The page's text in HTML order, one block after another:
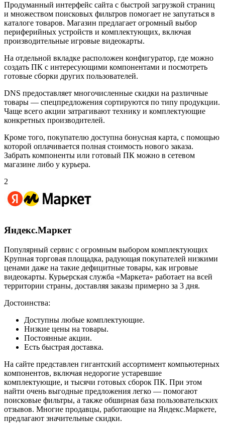
Продуманный интерфейс сайта с быстрой загрузкой страниц
и множеством поисковых фильтров помогает не запутаться в
каталоге товаров. Магазин предлагает огромный выбор
периферийных устройств и комплектующих, включая
производительные игровые видеокарты.
На отдельной вкладке расположен конфигуратор, где можно
создать ПК с интересующими компонентами и посмотреть
готовые сборки других пользователей.
DNS предоставляет многочисленные скидки на различные
товары — спецпредложения сортируются по типу продукции.
Чаще всего акции затрагивают технику и комплектующие
конкретных производителей.
Кроме того, покупателю доступна бонусная карта, с помощью
которой оплачивается полная стоимость нового заказа.
Забрать компоненты или готовый ПК можно в сетевом
магазине либо у курьера.
2
Яндекс.Маркет
Популярный сервис с огромным выбором комплектующих
Крупная торговая площадка, радующая покупателей низкими
ценами даже на такие дефицитные товары, как игровые
видеокарты. Курьерская служба «Маркета» работает на всей
территории страны, доставляя заказы примерно за 3 дня.
Достоинства:
Доступны любые комплектующие.
Низкие цены на товары.
Постоянные акции.
Есть быстрая доставка.
На сайте представлен гигантский ассортимент компьютерных
компонентов, включая недорогие устаревшие
комплектующие, и тысячи готовых сборок ПК. При этом
найти очень выгодные предложения легко — помогают
поисковые фильтры, а также обширная база пользовательских
отзывов. Многие продавцы, работающие на Яндекс.Маркете,
предлагают значительные скидки.